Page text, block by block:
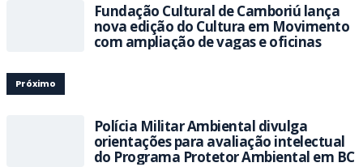
Fundação Cultural de Camboriú lança
nova edição do Cultura em Movimento
com ampliação de vagas e oficinas
Próximo
Polícia Militar Ambiental divulga
orientações para avaliação intelectual
do Programa Protetor Ambiental em BC